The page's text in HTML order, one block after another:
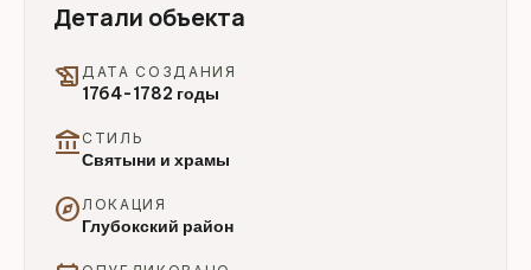
Детали объекта
history_edu ДАТА СОЗДАНИЯ
1764-1782 годы
account_balance СТИЛЬ
Святыни и храмы
exploreЛОКАЦИЯ
Глубокский район